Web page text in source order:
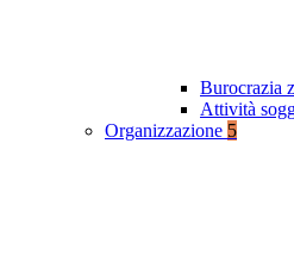
Burocrazia
Attività
Organizzazione 5